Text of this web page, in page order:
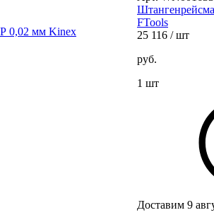
0,02 мм Kinex
FTools
25 116 / шт
руб.
1 шт
Доставим 9